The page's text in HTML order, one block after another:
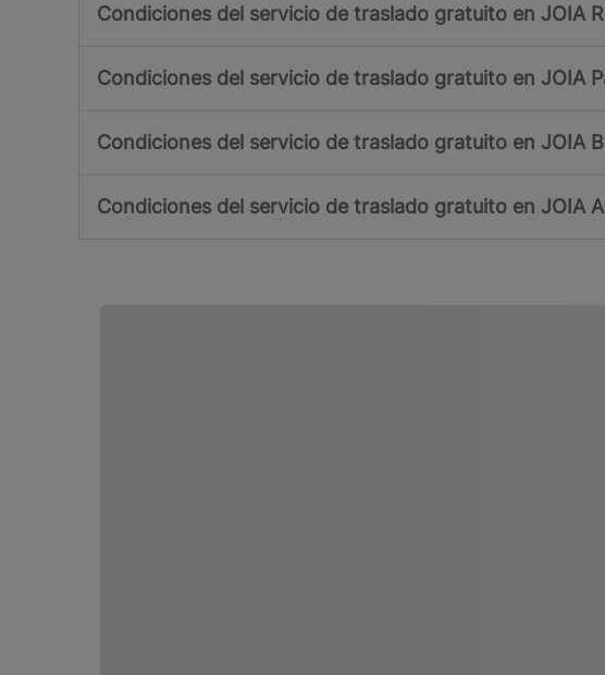
Condiciones del servicio de traslado gratuito en JOIA
Condiciones del servicio de traslado gratuito en JOIA
Condiciones del servicio de traslado gratuito en JOIA
Condiciones del servicio de traslado gratuito en JOIA